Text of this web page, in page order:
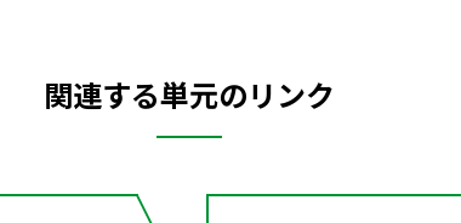
関連する単元のリンク